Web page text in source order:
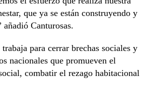
que ya se están construyendo y
Canturosas.
para cerrar brechas sociales y
nacionales que promueven el
combatir el rezago habitacional